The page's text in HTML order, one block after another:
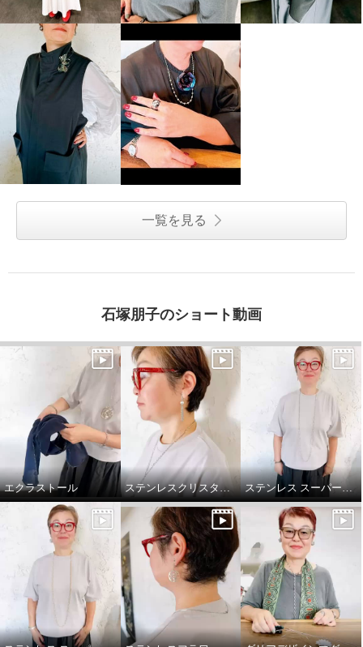
一覧を見る
石塚朋子のショート動画
エクラストール ステンレスクリスタルパールフリンジデザインY字シルエットネックレス ステンレス スーパーロングチェーンネックレス シルバー